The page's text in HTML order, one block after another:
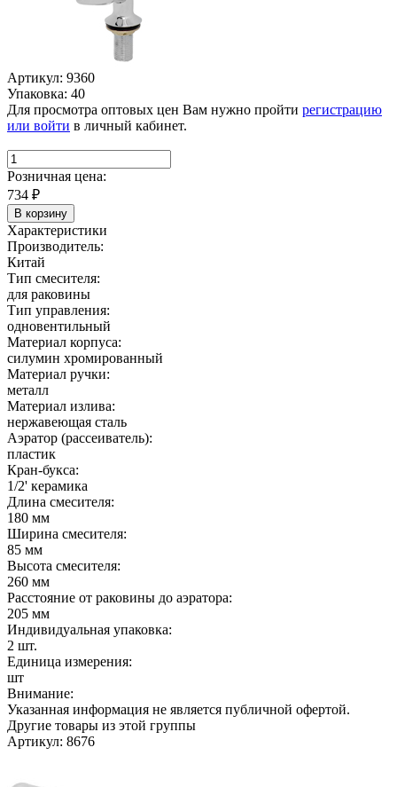
Артикул: 9360
Упаковка: 40
Для просмотра оптовых цен Вам нужно пройти регистрацию
или войти в личный кабинет.
Розничная цена:
734 ₽
В корзину
Характеристики
Производитель:
Китай
Тип смесителя:
для раковины
Тип управления:
одновентильный
Материал корпуса:
силумин хромированный
Материал ручки:
металл
Материал излива:
нержавеющая сталь
Аэратор (рассеиватель):
пластик
Кран-букса:
1/2' керамика
Длина смесителя:
180 мм
Ширина смесителя:
85 мм
Высота смесителя:
260 мм
Расстояние от раковины до аэратора:
205 мм
Индивидуальная упаковка:
2 шт.
Единица измерения:
шт
Внимание:
Указанная информация не является публичной офертой.
Другие товары из этой группы
Артикул: 8676